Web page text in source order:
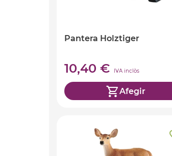
Pantera Holztiger
10,40 € IVA inclòs
Afegir